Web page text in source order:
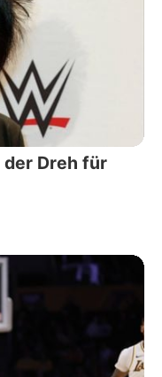
Dreh für